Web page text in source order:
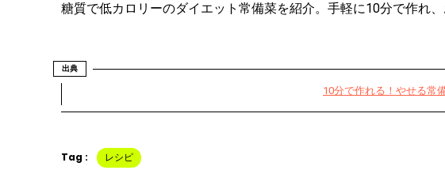
糖質で低カロリーのダイエット常備菜を紹介。手軽に10分で作れ
出典
10分で作れる！やせる常
Tag : レシピ